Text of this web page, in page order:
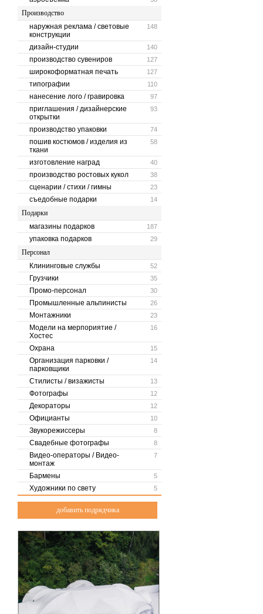
Производство
148
наружная реклама / световые
конструкции
140
дизайн-студии
127
производство сувениров
127
широкоформатная печать
110
типографии
97
нанесение лого / гравировка
93
приглашения / дизайнерские
открытки
74
производство упаковки
58
пошив костюмов / изделия из
ткани
40
изготовление наград
38
производство ростовых кукол
23
сценарии / стихи / гимны
14
съедобные подарки
Подарки
187
магазины подарков
29
упаковка подарков
Персонал
52
Клининговые службы
35
Грузчики
30
Промо-персонал
26
Промышленные альпинисты
23
Монтажники
16
Модели на мерпориятие /
Хостес
15
Охрана
14
Организация парковки /
парковщики
13
Стилисты / визажисты
12
Фотографы
12
Декораторы
10
Официанты
8
Звукорежиссеры
8
Свадебные фотографы
7
Видео-операторы / Видео-
монтаж
5
Бармены
5
Художники по свету
добавить подрядчика